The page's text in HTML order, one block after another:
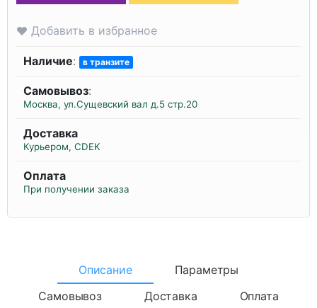
Добавить в избранное
Наличие: в транзите
Самовывоз:
Москва, ул.Сущевский вал д.5 стр.20
Доставка
Курьером, CDEK
Оплата
При получении заказа
Описание
Параметры
Самовывоз
Доставка Оплата